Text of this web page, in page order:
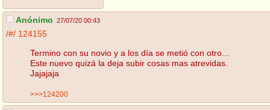
Anónimo 27/07/20 00:43
/#/ 124155
Termino con su novio y a los día se metió con otro...
Este nuevo quizá la deja subir cosas mas atrevidas.
Jajajaja
>>>124200